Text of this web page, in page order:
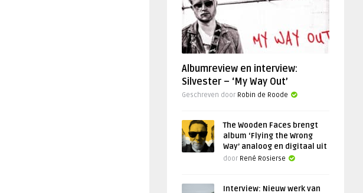
Albumreview en interview:
Silvester – ‘My Way Out’
Geschreven door Robin de Roode
The Wooden Faces brengt
album ‘Flying the Wrong
Way’ analoog en digitaal uit
door René Rosierse
Interview: Nieuw werk van